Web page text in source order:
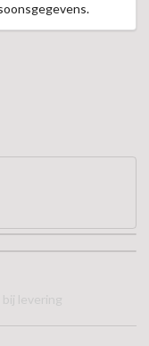
bij levering